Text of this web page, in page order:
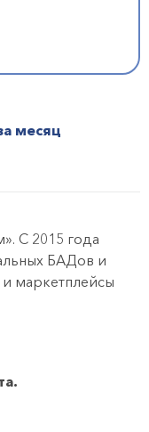
месяц
С 2015 года
БАДов и
маркетплейсы